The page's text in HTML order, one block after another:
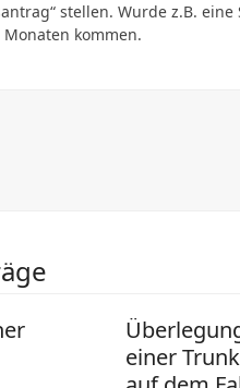
stellen. Wurde z.B.
kommen.
einer